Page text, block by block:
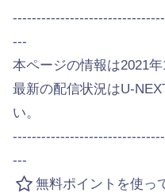
---
本ページの情報は2021年
最新の配信状況はU-
い。
---
無料ポイントを使っ